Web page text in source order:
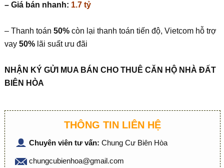
– Giá bán nhanh: 1.7 tỷ
– Thanh toán 50%còn lại thanh toán tiến độ, Vietcom hỗ trợ
vay50%lãi suất ưu đãi
NHẬN KÝ GỬI MUA BÁN CHO THUÊ CĂN HỘ NHÀ ĐẤT
BIÊN HÒA
THÔNG TIN LIÊN HỆ
Chuyên viên tư vấn: Chung Cư Biên Hòa
chungcubienhoa@gmail.com